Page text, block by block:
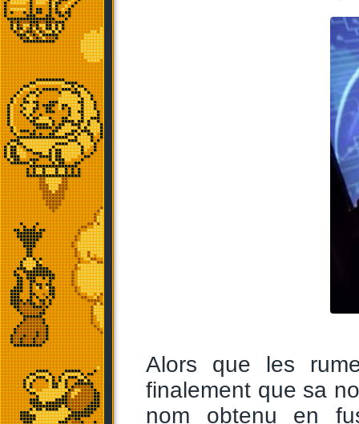
Alors que les
finalement que sa
nom obtenu en